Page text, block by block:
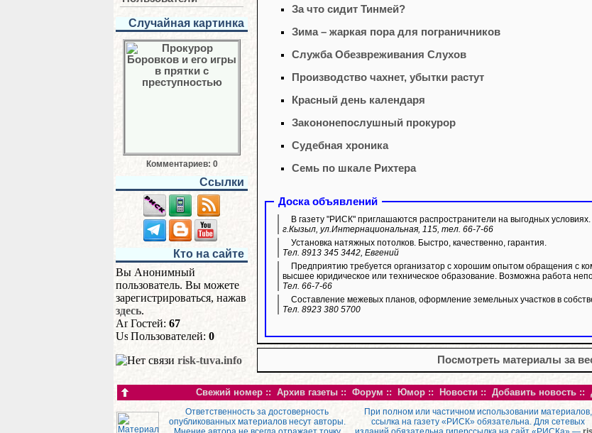
Случайная картинка
Комментариев: 0
Ссылки
Кто на сайте
Вы Анонимный
пользователь. Вы можете
зарегистрироваться, нажав
здесь.
Гостей: 67
Пользователей: 0
risk-tuva.info
За что сидит Тинмей?
Зима – жаркая пора для пограничников
Служба Обезвреживания Слухов
Производство чахнет, убытки растут
Красный день календаря
Закононепослушный прокурор
Судебная хроника
Семь по шкале Рихтера
Доска объявлений
В газету "РИСК" приглашаются распространители на выгодных условиях.
г.Кызыл, ул.Интернациональная, 115, тел. 66-7-66
Установка натяжных потолков. Быстро, качественно, гарантия.
Тел. 8913 345 3442, Евгений
Предприятию требуется организатор с хорошим опытом обращения с
высшее юридическое или техническое образование. Возможна работа
Тел. 66-7-66
Составление межевых планов, оформление земельных участков в
Тел. 8923 380 5700
Посмотреть материалы за
Свежий номер :: Архив газеты :: Форум :: Юмор :: Новости :: Добавить новость ::
Ответственность за достоверность
опубликованных материалов несут авторы.
При полном или частичном использовании материалов,
ссылка на газету «РИСК» обязательна. Для сетевых